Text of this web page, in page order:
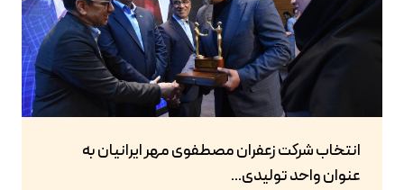
انتخاب شرکت زعفران مصطفوی مهر ایرانیان به
عنوان واحد تولیدی...